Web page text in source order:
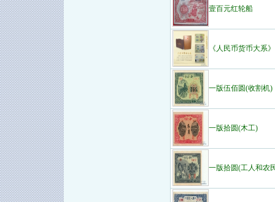
壹百元红轮船
《人民币货币大系
一版伍佰圆(收割机)
一版拾圆(木工)
一版拾圆(工人和农